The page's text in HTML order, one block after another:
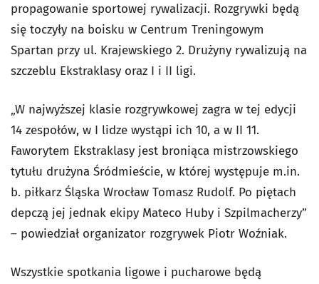
propagowanie sportowej rywalizacji. Rozgrywki będą
się toczyły na boisku w Centrum Treningowym
Spartan przy ul. Krajewskiego 2. Drużyny rywalizują na
szczeblu Ekstraklasy oraz I i II ligi.
„W najwyższej klasie rozgrywkowej zagra w tej edycji
14 zespołów, w I lidze wystąpi ich 10, a w II 11.
Faworytem Ekstraklasy jest broniąca mistrzowskiego
tytułu drużyna Śródmieście, w której występuje m.in.
b. piłkarz Śląska Wrocław Tomasz Rudolf. Po piętach
depczą jej jednak ekipy Mateco Huby i Szpilmacherzy”
– powiedział organizator rozgrywek Piotr Woźniak.
Wszystkie spotkania ligowe i pucharowe będą